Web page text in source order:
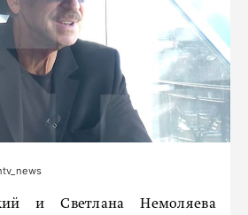
и Светлана Немоляева